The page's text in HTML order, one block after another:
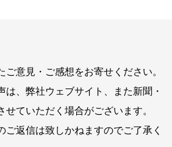
ご意見・ご感想をお寄せください。
は、弊社ウェブサイト、また新聞・
せていただく場合がございます。
返信は致しかねますのでご了承く